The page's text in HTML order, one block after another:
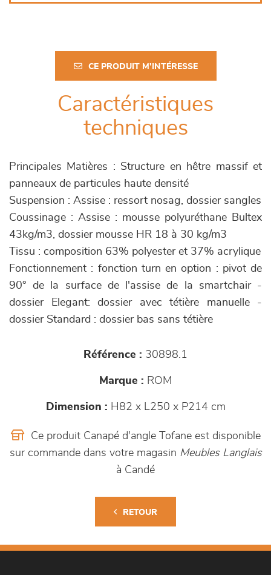
CE PRODUIT M'INTÉRESSE
Caractéristiques
techniques
Principales Matières : Structure en hêtre massif et
panneaux de particules haute densité
Suspension : Assise : ressort nosag, dossier sangles
Coussinage : Assise : mousse polyuréthane Bultex
43kg/m3, dossier mousse HR 18 à 30 kg/m3
Tissu : composition 63% polyester et 37% acrylique
Fonctionnement : fonction turn en option : pivot de
90° de la surface de l'assise de la smartchair -
dossier Elegant: dossier avec tétière manuelle -
dossier Standard : dossier bas sans tétière
Référence : 30898.1
Marque : ROM
Dimension : H82 x L250 x P214 cm
Ce produit Canapé d'angle Tofane est disponible
sur commande dans votre magasin Meubles Langlais
à Candé
RETOUR